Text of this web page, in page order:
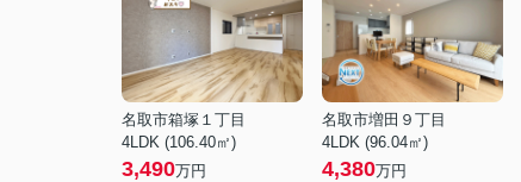
名取市箱塚１丁目
4LDK (106.40㎡)
3,490万円
名取市増田９丁目
4LDK (96.04㎡)
4,380万円